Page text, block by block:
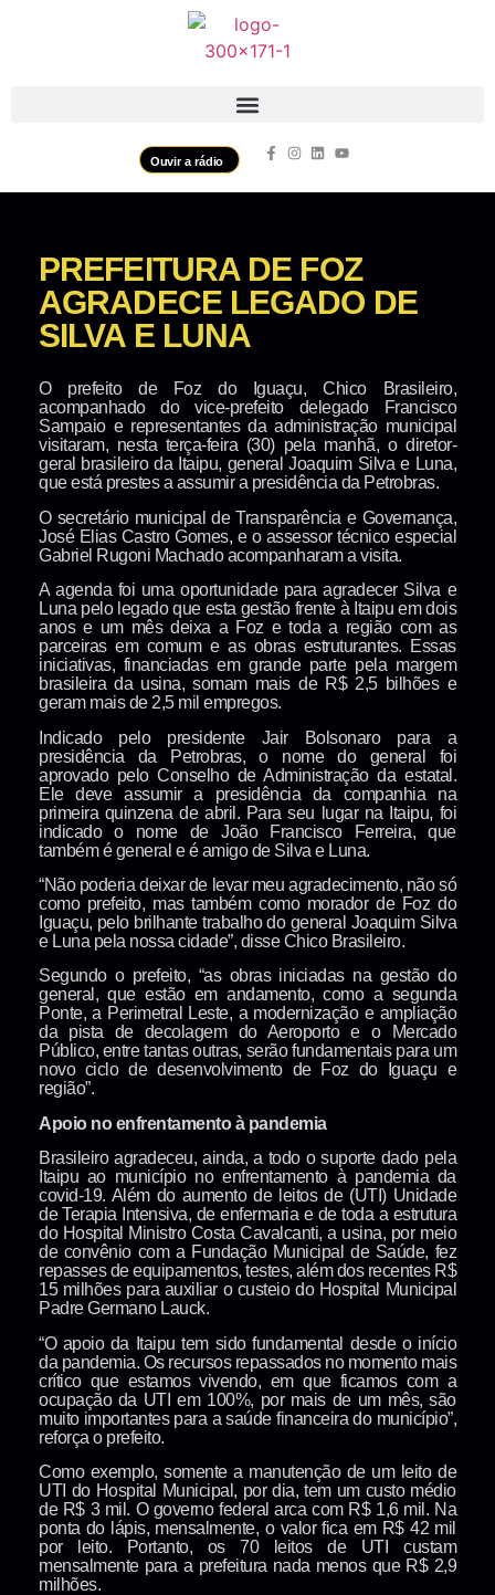
Ouvir a rádio
PREFEITURA DE FOZ
AGRADECE LEGADO DE
SILVA E LUNA
O prefeito de Foz do Iguaçu, Chico Brasileiro,
acompanhado do vice-prefeito delegado Francisco
Sampaio e representantes da administração municipal
visitaram, nesta terça-feira (30) pela manhã, o diretor-
geral brasileiro da Itaipu, general Joaquim Silva e Luna,
que está prestes a assumir a presidência da Petrobras.
O secretário municipal de Transparência e Governança,
José Elias Castro Gomes, e o assessor técnico especial
Gabriel Rugoni Machado acompanharam a visita.
A agenda foi uma oportunidade para agradecer Silva e
Luna pelo legado que esta gestão frente à Itaipu em dois
anos e um mês deixa a Foz e toda a região com as
parceiras em comum e as obras estruturantes. Essas
iniciativas, financiadas em grande parte pela margem
brasileira da usina, somam mais de R$ 2,5 bilhões e
geram mais de 2,5 mil empregos.
Indicado pelo presidente Jair Bolsonaro para a
presidência da Petrobras, o nome do general foi
aprovado pelo Conselho de Administração da estatal.
Ele deve assumir a presidência da companhia na
primeira quinzena de abril. Para seu lugar na Itaipu, foi
indicado o nome de João Francisco Ferreira, que
também é general e é amigo de Silva e Luna.
“Não poderia deixar de levar meu agradecimento, não só
como prefeito, mas também como morador de Foz do
Iguaçu, pelo brilhante trabalho do general Joaquim Silva
e Luna pela nossa cidade”, disse Chico Brasileiro.
Segundo o prefeito, “as obras iniciadas na gestão do
general, que estão em andamento, como a segunda
Ponte, a Perimetral Leste, a modernização e ampliação
da pista de decolagem do Aeroporto e o Mercado
Público, entre tantas outras, serão fundamentais para um
novo ciclo de desenvolvimento de Foz do Iguaçu e
região”.
Apoio no enfrentamento à pandemia
Brasileiro agradeceu, ainda, a todo o suporte dado pela
Itaipu ao município no enfrentamento à pandemia da
covid-19. Além do aumento de leitos de (UTI) Unidade
de Terapia Intensiva, de enfermaria e de toda a estrutura
do Hospital Ministro Costa Cavalcanti, a usina, por meio
de convênio com a Fundação Municipal de Saúde, fez
repasses de equipamentos, testes, além dos recentes R$
15 milhões para auxiliar o custeio do Hospital Municipal
Padre Germano Lauck.
“O apoio da Itaipu tem sido fundamental desde o início
da pandemia. Os recursos repassados no momento mais
crítico que estamos vivendo, em que ficamos com a
ocupação da UTI em 100%, por mais de um mês, são
muito importantes para a saúde financeira do município”,
reforça o prefeito.
Como exemplo, somente a manutenção de um leito de
UTI do Hospital Municipal, por dia, tem um custo médio
de R$ 3 mil. O governo federal arca com R$ 1,6 mil. Na
ponta do lápis, mensalmente, o valor fica em R$ 42 mil
por leito. Portanto, os 70 leitos de UTI custam
mensalmente para a prefeitura nada menos que R$ 2,9
milhões.